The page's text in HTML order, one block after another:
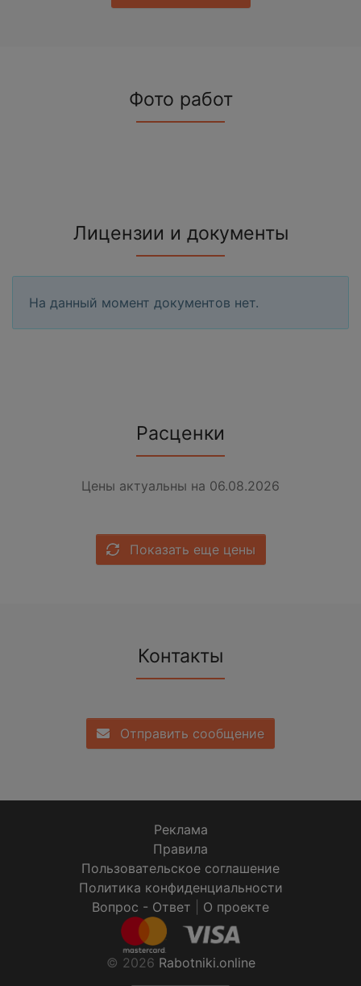
Фото работ
Лицензии и документы
На данный момент документов нет.
Расценки
Цены актуальны на 06.08.2026
Показать еще цены
Контакты
Отправить сообщение
Реклама
Правила
Пользовательское соглашение
Политика конфиденциальности
Вопрос - Ответ
О проекте
© 2026 Rabotniki.online